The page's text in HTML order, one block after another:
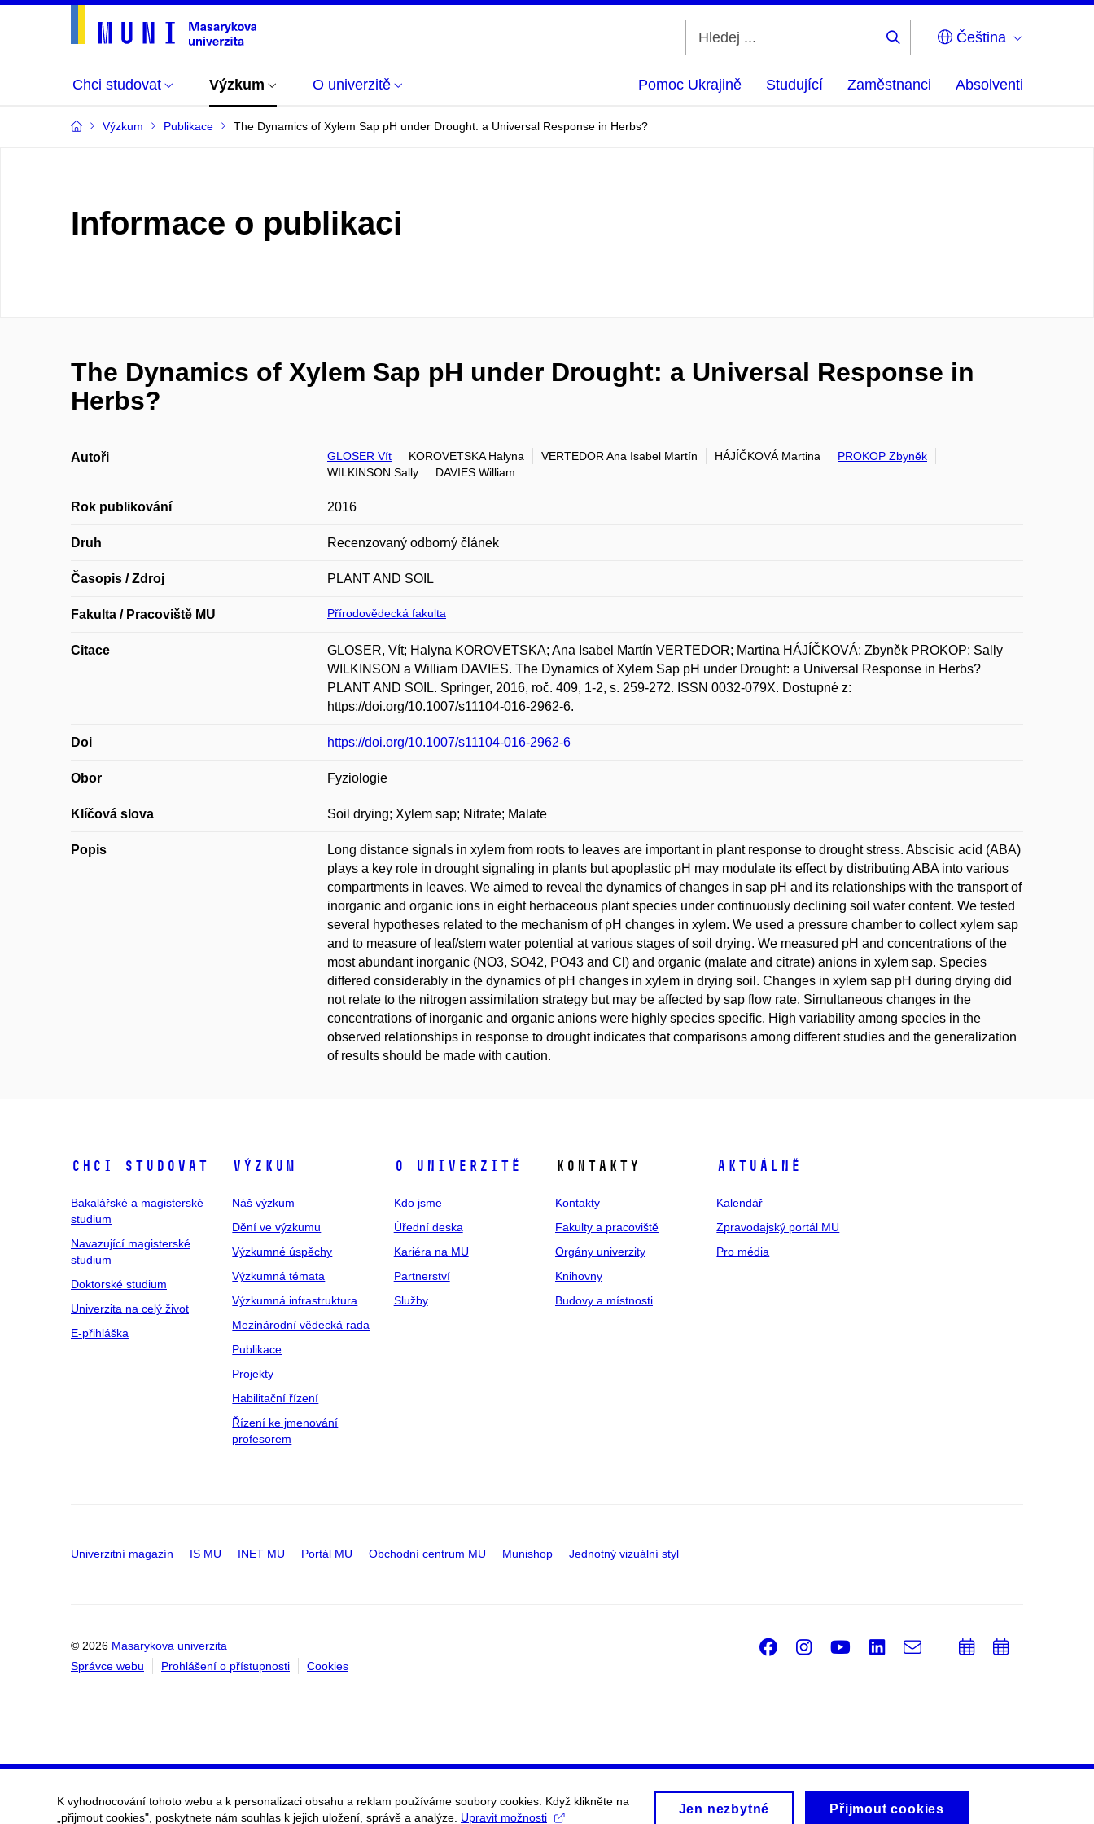
Čeština
Chci studovat Výzkum O univerzitě Pomoc Ukrajině Studující Zaměstnanci Absolventi
Výzkum Publikace The Dynamics of Xylem Sap pH under Drought: a Universal Response in Herbs?
Informace o publikaci
The Dynamics of Xylem Sap pH under Drought: a Universal Response in
Herbs?
Autoři GLOSER Vít KOROVETSKA Halyna VERTEDOR Ana Isabel Martín HÁJÍČKOVÁ Martina
PROKOP Zbyněk
WILKINSON Sally
DAVIES William
Rok publikování 2016
Druh Recenzovaný odborný článek
Časopis / Zdroj PLANT AND SOIL
Fakulta / Pracoviště MU Přírodovědecká fakulta
Citace
GLOSER, Vít; Halyna KOROVETSKA; Ana Isabel Martín VERTEDOR; Martina HÁJÍČKOVÁ; Zbyněk PROKOP; Sally
WILKINSON a William DAVIES. The Dynamics of Xylem Sap pH under Drought: a Universal Response in Herbs?
PLANT AND SOIL. Springer, 2016, roč. 409, 1-2, s. 259-272. ISSN 0032-079X. Dostupné z:
https://doi.org/10.1007/s11104-016-2962-6.
Doi https://doi.org/10.1007/s11104-016-2962-6
Obor Fyziologie
Klíčová slova Soil drying; Xylem sap; Nitrate; Malate
Popis
Long distance signals in xylem from roots to leaves are important in plant response to drought stress. Abscisic acid (ABA)
plays a key role in drought signaling in plants but apoplastic pH may modulate its effect by distributing ABA into various
compartments in leaves. We aimed to reveal the dynamics of changes in sap pH and its relationships with the transport of
inorganic and organic ions in eight herbaceous plant species under continuously declining soil water content. We tested
several hypotheses related to the mechanism of pH changes in xylem. We used a pressure chamber to collect xylem sap
and to measure of leaf/stem water potential at various stages of soil drying. We measured pH and concentrations of the
most abundant inorganic (NO3, SO42, PO43 and Cl) and organic (malate and citrate) anions in xylem sap. Species
differed considerably in the dynamics of pH changes in xylem in drying soil. Changes in xylem sap pH during drying did
not relate to the nitrogen assimilation strategy but may be affected by sap flow rate. Simultaneous changes in the
concentrations of inorganic and organic anions were highly species specific. High variability among species in the
observed relationships in response to drought indicates that comparisons among different studies and the generalization
of results should be made with caution.
Chci studovat
Bakalářské a magisterské
studium
Navazující magisterské
studium
Doktorské studium
Univerzita na celý život
E-přihláška
Výzkum
Náš výzkum
Dění ve výzkumu
Výzkumné úspěchy
Výzkumná témata
Výzkumná infrastruktura
Mezinárodní vědecká rada
Publikace
Projekty
Habilitační řízení
Řízení ke jmenování
profesorem
O univerzitě
Kdo jsme
Úřední deska
Kariéra na MU
Partnerství
Služby
Kontakty
Kontakty
Fakulty a pracoviště
Orgány univerzity
Knihovny
Budovy a místnosti
Aktuálně
Kalendář
Zpravodajský portál MU
Pro média
Univerzitní magazín IS MU INET MU Portál MU Obchodní centrum MU Munishop Jednotný vizuální styl
© 2026 Masarykova univerzita
Správce webu
Prohlášení o přístupnosti Cookies
Facebook
Instagram
Youtube
LinkedIn
e-
PřidatPřidat
K vyhodnocování tohoto webu a k personalizaci obsahu a reklam používáme soubory cookies. Když klikněte na
„přijmout cookies", poskytnete nám souhlas k jejich uložení, správě a analýze. Upravit možnosti
Jen nezbytné Přijmout cookies